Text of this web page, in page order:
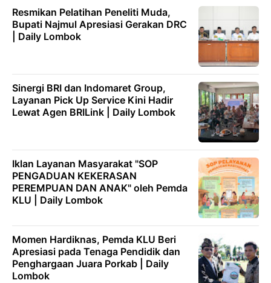
Resmikan Pelatihan Peneliti Muda,
Bupati Najmul Apresiasi Gerakan DRC
| Daily Lombok
Sinergi BRI dan Indomaret Group,
Layanan Pick Up Service Kini Hadir
Lewat Agen BRILink | Daily Lombok
Iklan Layanan Masyarakat "SOP
PENGADUAN KEKERASAN
PEREMPUAN DAN ANAK" oleh Pemda
KLU | Daily Lombok
Momen Hardiknas, Pemda KLU Beri
Apresiasi pada Tenaga Pendidik dan
Penghargaan Juara Porkab | Daily
Lombok